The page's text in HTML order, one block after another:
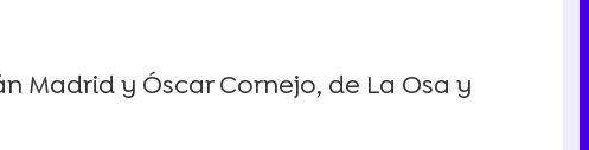
Madrid y Óscar Cornejo, de La Osa y